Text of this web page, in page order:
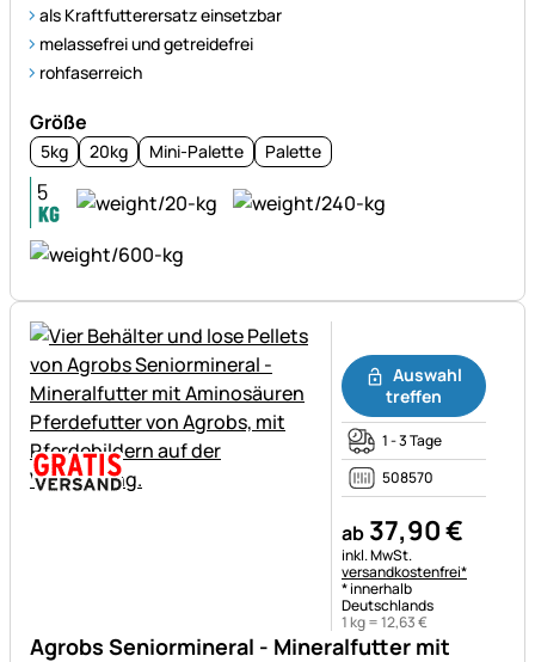
als Kraftfutterersatz einsetzbar
melassefrei und getreidefrei
rohfaserreich
Größe
5kg 20kg Mini-Palette Palette
Agrobs Seniormineral - Mineralfutter mit
Auswahl
treffen
1 - 3 Tage
508570
ab 37,90€
Steuerhinweis:
inkl. MwSt.
versandkostenfrei*
* innerhalb
Deutschlands
1 kg =12,63€